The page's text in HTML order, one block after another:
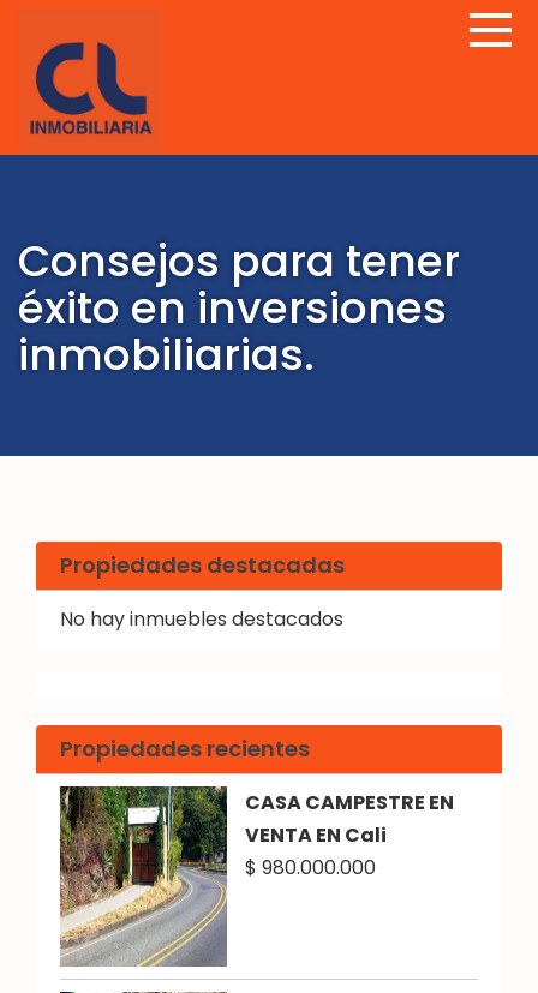
Consejos para tener
éxito en inversiones
inmobiliarias.
Propiedades destacadas
No hay inmuebles destacados
Propiedades recientes
CASA CAMPESTRE EN
VENTA EN Cali
$ 980.000.000